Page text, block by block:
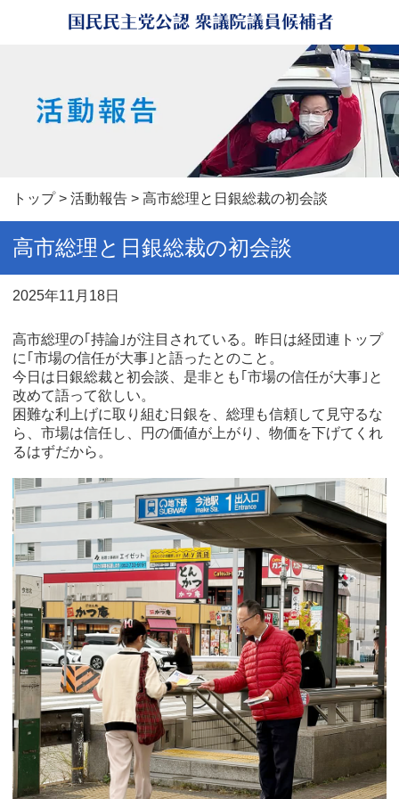
トップ> 活動報告 > 高市総理と日銀総裁の初会談
高市総理と日銀総裁の初会談
2025年11月18日
高市総理の｢持論｣が注目されている。昨日は経団連トップ
に｢市場の信任が大事｣と語ったとのこと。
今日は日銀総裁と初会談、是非とも｢市場の信任が大事｣と
改めて語って欲しい。
困難な利上げに取り組む日銀を、総理も信頼して見守るな
ら、市場は信任し、円の価値が上がり、物価を下げてくれ
るはずだから。